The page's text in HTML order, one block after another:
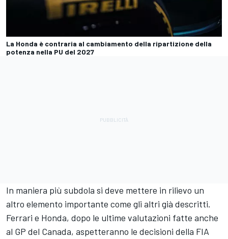
La Honda è contraria al cambiamento della ripartizione della
potenza nella PU del 2027
In maniera più subdola si deve mettere in rilievo un
altro elemento importante come gli altri già descritti.
Ferrari e Honda, dopo le ultime valutazioni fatte anche
al GP del Canada, aspetteranno le decisioni della FIA